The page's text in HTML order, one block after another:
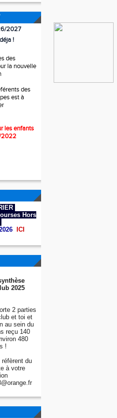
2027
!
des
la nouvelle
des
est à
les enfants
2022
Hors
ICI
2025
2 parties
et toi et
au sein du
reçu 140
480
!
du
à votre